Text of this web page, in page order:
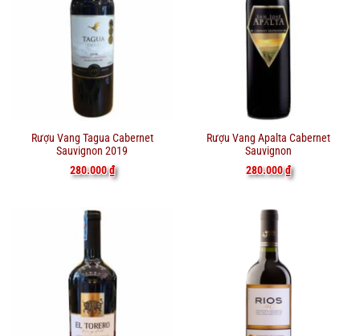
Rượu Vang Tagua Cabernet
Sauvignon 2019
280.000₫
Rượu Vang Apalta Cabernet
Sauvignon
280.000₫